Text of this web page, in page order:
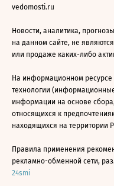
vedomosti.ru
Новости, аналитика,
на данном сайте, не
или продаже каких-либо
На информационном
технологии
информации на основе
относящихся к
находящихся на территории
Правила применения
рекламно-обменной сети,
24smi